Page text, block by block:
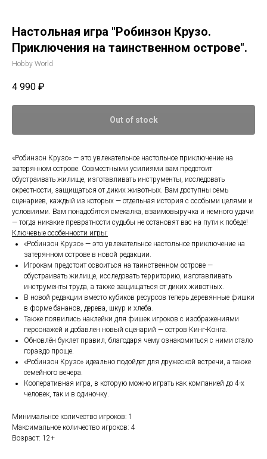
Настольная игра "Робинзон Крузо.
Приключения на таинственном острове".
Hobby World
4 990 ₽
Out of stock
«Робинзон Крузо» — это увлекательное настольное приключение на
затерянном острове. Совместными усилиями вам предстоит
обустраивать жилище, изготавливать инструменты, исследовать
окрестности, защищаться от диких животных. Вам доступны семь
сценариев, каждый из которых — отдельная история с особыми целями и
условиями. Вам понадобятся смекалка, взаимовыручка и немного удачи
— тогда никакие превратности судьбы не остановят вас на пути к победе!​
Ключевые особенности игры:
«Робинзон Крузо» — это увлекательное настольное приключение на
затерянном острове в новой редакции.
Игрокам предстоит освоиться на таинственном острове —
обустраивать жилище, исследовать территорию, изготавливать
инструменты труда, а также защищаться от диких животных.
В новой редакции вместо кубиков ресурсов теперь деревянные фишки
в форме бананов, дерева, шкур и хлеба.
Также появились наклейки для фишек игроков с изображениями
персонажей и добавлен новый сценарий — остров Кинг-Конга.
Обновлён буклет правил, благодаря чему ознакомиться с ними стало
гораздо проще.
«Робинзон Крузо» идеально подойдет для дружеской встречи, а также
семейного вечера.
Кооперативная игра, в которую можно играть как компанией до 4-х
человек, так и в одиночку.
Минимальное количество игроков: 1
Максимальное количество игроков: 4
Возраст: 12+